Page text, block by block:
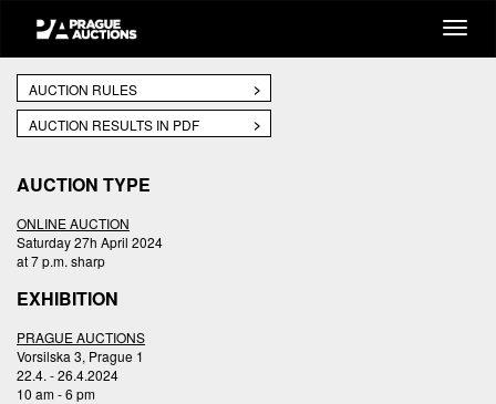
AUCTION RULES
AUCTION RESULTS IN PDF
AUCTION TYPE
ONLINE AUCTION
Saturday 27h April 2024
at 7 p.m. sharp
EXHIBITION
PRAGUE AUCTIONS
Vorsilska 3, Prague 1
22.4. - 26.4.2024
10 am - 6 pm